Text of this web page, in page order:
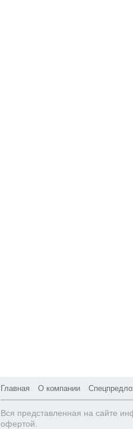
Главная О компании
Вся представленная на сайте
офертой.